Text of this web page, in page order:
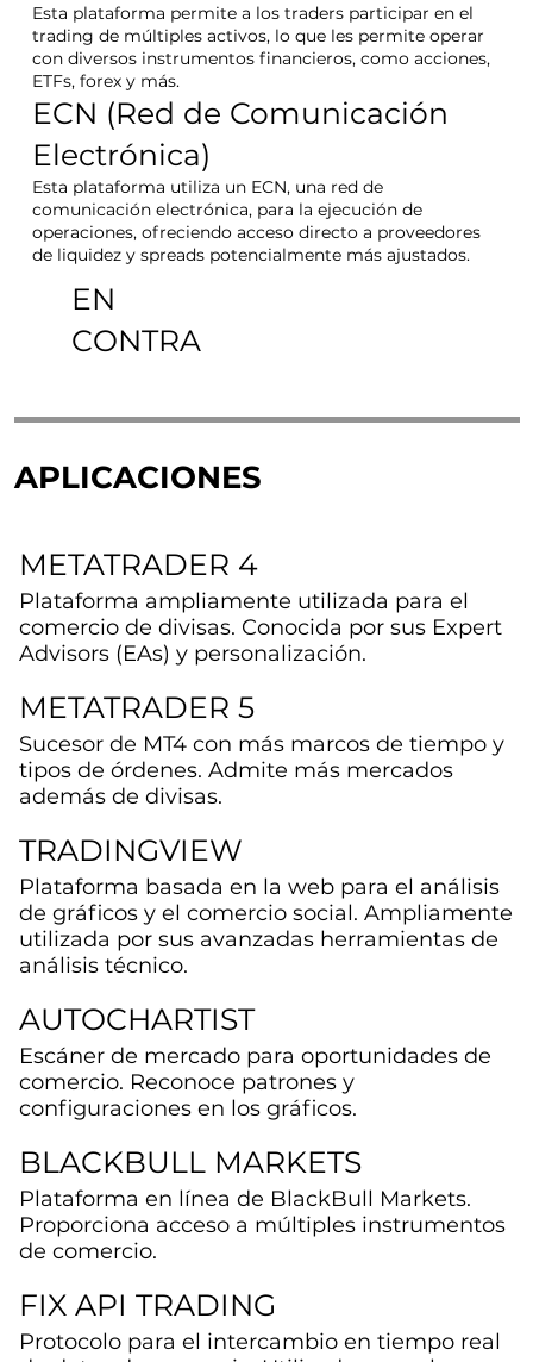
Esta plataforma permite a los traders participar en el
trading de múltiples activos, lo que les permite operar
con diversos instrumentos financieros, como acciones,
ETFs, forex y más.
ECN (Red de Comunicación
Electrónica)
Esta plataforma utiliza un ECN, una red de
comunicación electrónica, para la ejecución de
operaciones, ofreciendo acceso directo a proveedores
de liquidez y spreads potencialmente más ajustados.
EN
CONTRA
APLICACIONES
METATRADER 4
Plataforma ampliamente utilizada para el
comercio de divisas. Conocida por sus Expert
Advisors (EAs) y personalización.
METATRADER 5
Sucesor de MT4 con más marcos de tiempo y
tipos de órdenes. Admite más mercados
además de divisas.
TRADINGVIEW
Plataforma basada en la web para el análisis
de gráficos y el comercio social. Ampliamente
utilizada por sus avanzadas herramientas de
análisis técnico.
AUTOCHARTIST
Escáner de mercado para oportunidades de
comercio. Reconoce patrones y
configuraciones en los gráficos.
BLACKBULL MARKETS
Plataforma en línea de BlackBull Markets.
Proporciona acceso a múltiples instrumentos
de comercio.
FIX API TRADING
Protocolo para el intercambio en tiempo real